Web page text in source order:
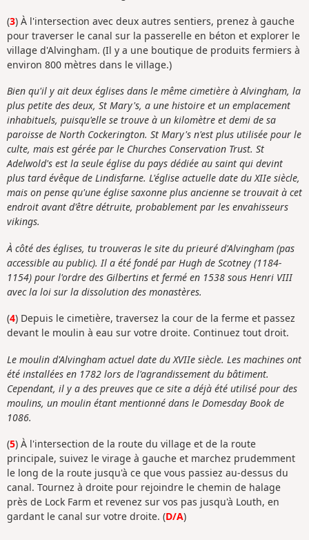
(3) À l'intersection avec deux autres sentiers, prenez à gauche
pour traverser le canal sur la passerelle en béton et explorer le
village d'Alvingham. (Il y a une boutique de produits fermiers à
environ 800 mètres dans le village.)
Bien qu'il y ait deux églises dans le même cimetière à Alvingham, la
plus petite des deux, St Mary's, a une histoire et un emplacement
inhabituels, puisqu'elle se trouve à un kilomètre et demi de sa
paroisse de North Cockerington. St Mary's n'est plus utilisée pour le
culte, mais est gérée par le Churches Conservation Trust. St
Adelwold's est la seule église du pays dédiée au saint qui devint
plus tard évêque de Lindisfarne. L'église actuelle date du XIIe siècle,
mais on pense qu'une église saxonne plus ancienne se trouvait à cet
endroit avant d'être détruite, probablement par les envahisseurs
vikings.
À côté des églises, tu trouveras le site du prieuré d'Alvingham (pas
accessible au public). Il a été fondé par Hugh de Scotney (1184-
1154) pour l'ordre des Gilbertins et fermé en 1538 sous Henri VIII
avec la loi sur la dissolution des monastères.
(4) Depuis le cimetière, traversez la cour de la ferme et passez
devant le moulin à eau sur votre droite. Continuez tout droit.
Le moulin d'Alvingham actuel date du XVIIe siècle. Les machines ont
été installées en 1782 lors de l'agrandissement du bâtiment.
Cependant, il y a des preuves que ce site a déjà été utilisé pour des
moulins, un moulin étant mentionné dans le Domesday Book de
1086.
(5) À l'intersection de la route du village et de la route
principale, suivez le virage à gauche et marchez prudemment
le long de la route jusqu'à ce que vous passiez au-dessus du
canal. Tournez à droite pour rejoindre le chemin de halage
près de Lock Farm et revenez sur vos pas jusqu'à Louth, en
gardant le canal sur votre droite. (D/A)